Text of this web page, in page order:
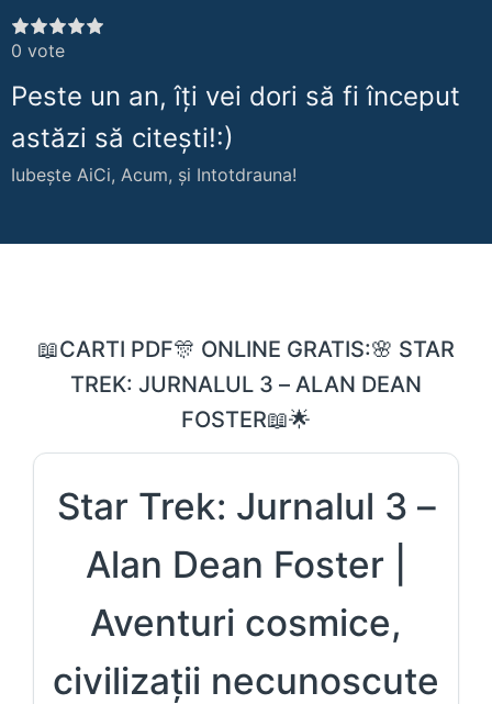
0 vote
Peste un an, îți vei dori să fi început
astăzi să citești!:)
Iubește AiCi, Acum, și Intotdrauna!
📖CARTI PDF🎊 ONLINE GRATIS:🌸 STAR
TREK: JURNALUL 3 – ALAN DEAN
FOSTER📖🌟
Star Trek: Jurnalul 3 –
Alan Dean Foster |
Aventuri cosmice,
civilizații necunoscute